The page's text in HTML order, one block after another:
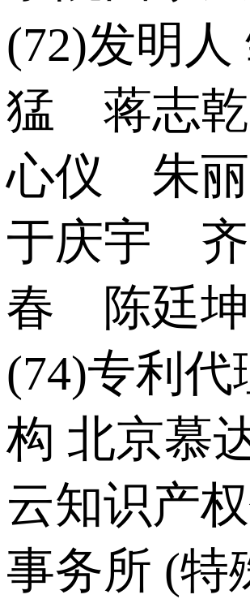
(72)发明人
猛 蒋志
心仪 朱
于庆宇 齐
春 陈廷
(74)专利代
构 北京慕
云知识产
事务所 (特